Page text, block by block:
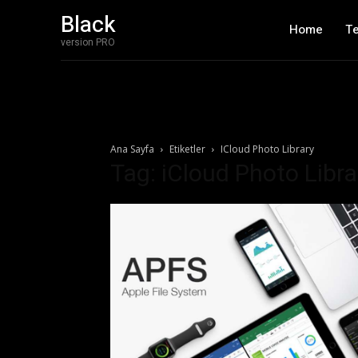
Black
version PRO
Home
Ana Sayfa Etiketler ICloud Photo Library